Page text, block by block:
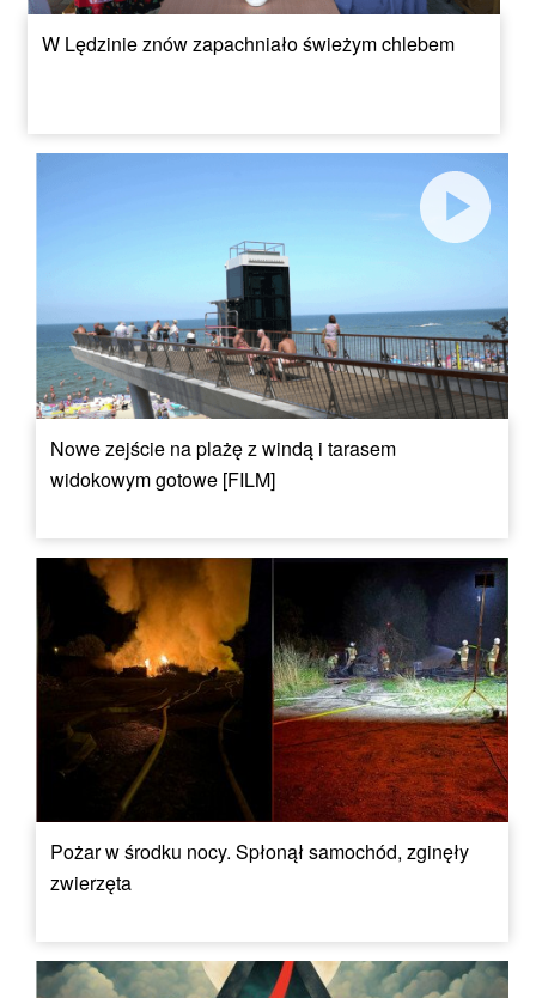
W Lędzinie znów zapachniało świeżym chlebem
Nowe zejście na plażę z windą i tarasem
widokowym gotowe [FILM]
Pożar w środku nocy. Spłonął samochód, zginęły
zwierzęta